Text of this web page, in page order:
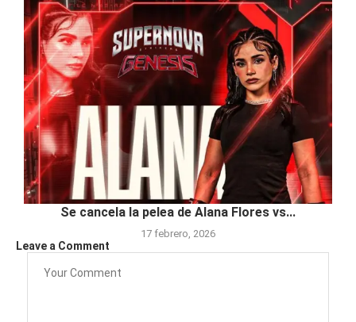
Se cancela la pelea de Alana Flores vs...
17 febrero, 2026
Leave a Comment